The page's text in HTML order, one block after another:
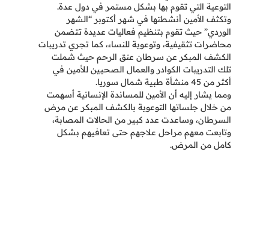
التوعية التي تقوم بها بشكل مستمر في دول عدة.
وتكثف الأمين أنشطتها في شهر أكتوبر “الشهر
الوردي” حيث تقوم بتنظيم فعاليات عديدة تتضمن
محاضرات تثقيفية، وتوعوية للنساء، كما تجري تدريبات
الكشف المبكر عن سرطان عنق الرحم حيث شملت
تلك التدريبات الكوادر والعمال الصحيين للأمين في
أكثر من 45 منشأة طبية شمال سوريا.
ومما يشار إليه أن الأمين للمساندة الإنسانية أسهمت
من خلال جلساتها التوعوية بالكشف المبكر عن مرض
السرطان، وساعدت عدد كبير من الحالات المصابة،
وتابعت معهم مراحل علاجهم حتى تعافيهم بشكل
كامل من المرض.